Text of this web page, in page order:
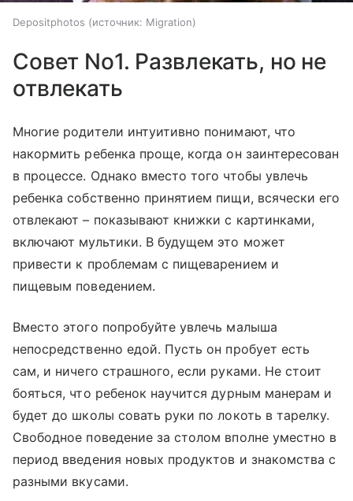
Depositphotos источник: Migration
Совет No1. Развлекать, но не
отвлекать
Многие родители интуитивно понимают, что
накормить ребенка проще, когда он заинтересован
в процессе. Однако вместо того чтобы увлечь
ребенка собственно принятием пищи, всячески его
отвлекают – показывают книжки с картинками,
включают мультики. В будущем это может
привести к проблемам с пищеварением и
пищевым поведением.
Вместо этого попробуйте увлечь малыша
непосредственно едой. Пусть он пробует есть
сам, и ничего страшного, если руками. Не стоит
бояться, что ребенок научится дурным манерам и
будет до школы совать руки по локоть в тарелку.
Свободное поведение за столом вполне уместно в
период введения новых продуктов и знакомства с
разными вкусами.